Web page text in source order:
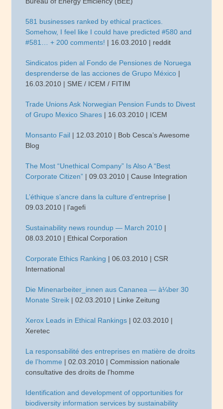
581 businesses ranked by ethical practices.
Somehow, I feel like I could have predicted #580 and
#581… + 200 comments! | 16.03.2010 | reddit
Sindicatos piden al Fondo de Pensiones de Noruega
desprenderse de las acciones de Grupo México |
16.03.2010 | SME / ICEM / FITIM
Trade Unions Ask Norwegian Pension Funds to Divest
of Grupo Mexico Shares | 16.03.2010 | ICEM
Monsanto Fail | 12.03.2010 | Bob Cesca’s Awesome
Blog
The Most “Unethical Company” Is Also A “Best
Corporate Citizen” | 09.03.2010 | Cause Integration
L’éthique s’ancre dans la culture d’entreprise |
09.03.2010 | l’agefi
Sustainability news roundup — March 2010 |
08.03.2010 | Ethical Corporation
Corporate Ethics Ranking | 06.03.2010 | CSR
International
Die Minenarbeiter_innen aus Cananea — à¼ber 30
Monate Streik | 02.03.2010 | Linke Zeitung
Xerox Leads in Ethical Rankings | 02.03.2010 |
Xeretec
La responsabilité des entreprises en matière de droits
de l’homme | 02.03.2010 | Commission nationale
consultative des droits de l’homme
Identification and development of opportunities for
biodiversity information services by sustainability